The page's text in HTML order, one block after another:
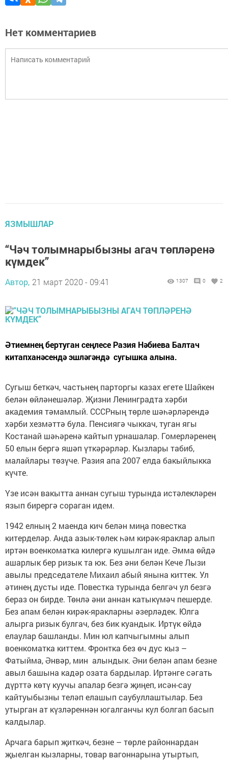
Нет комментариев
ЯЗМЫШЛАР
“Чәч толымнарыбызны агач төпләренә
күмдек”
Автор, 21 март 2020 - 09:41 1307 0 2
Әтиемнең бертуган сеңлесе Разия Нәбиева Балтач
китапханәсендә эшләгәндә сугышка алына.
Сугыш беткәч, частьнең парторгы казах егете Шайкен
белән өйләнешәләр. Җизни Ленинградта хәрби
академия тәмамлый. СССРның төрле шәһәрләрендә
хәрби хезмәттә була. Пенсиягә чыккач, туган ягы
Костанай шәһәренә кайтып урнашалар. Гомерләренең
50 елын бергә яшәп үткәрәрләр. Кызлары табиб,
малайлары төзүче. Разия апа 2007 елда бакыйлыкка
күчте.
Үзе исән вакытта аннан сугыш турында истәлекләрен
язып бирергә сораган идем.
1942 елның 2 маенда кич белән миңа повестка
китерделәр. Анда азык-төлек һәм кирәк-яраклар алып
иртән военкоматка килергә кушылган иде. Әмма өйдә
ашарлык бер ризык та юк. Без әни белән Кече Лызи
авылы председателе Михаил абый янына киттек. Ул
әтинең дусты иде. Повестка турында белгәч ул безгә
бераз он бирде. Төнлә әни аннан катыкүмәч пешерде.
Без апам белән кирәк-яракларны әзерләдек. Юлга
алырга ризык булгач, без бик куандык. Иртүк өйдә
елаулар башланды. Мин юл капчыгымны алып
военкоматка киттем. Фронтка без өч дус кыз –
Фатыйма, Әнвәр, мин алындык. Әни белән апам безне
авыл башына кадәр озата бардылар. Иртәнге сәгать
дүрттә көтү куучы апалар безгә җиңеп, исән-сау
кайтуыбызны теләп елашып саубуллаштылар. Без
утырган ат күзләреннән югалганчы кул болгап басып
калдылар.
Арчага барып җиткәч, безне – төрле районнардан
җыелган кызларны, товар вагоннарына утыртып,